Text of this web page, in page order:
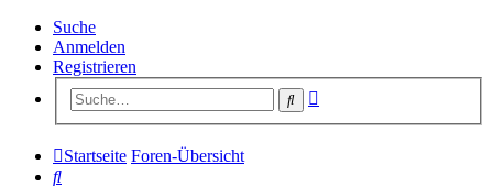
Suche
Anmelden
Registrieren
Suche
Startseite Foren-Übersicht
Suche